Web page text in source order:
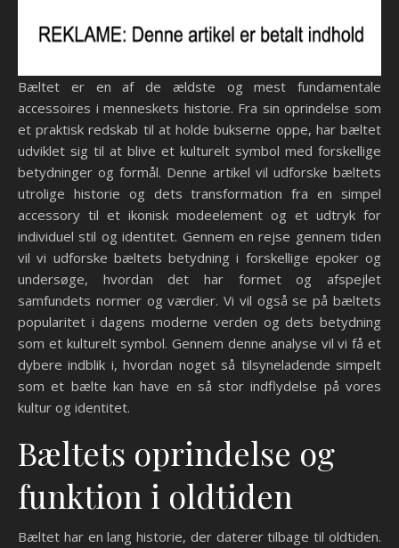
Bæltet er en af de ældste og mest fundamentale
accessoires i menneskets historie. Fra sin oprindelse som
et praktisk redskab til at holde bukserne oppe, har bæltet
udviklet sig til at blive et kulturelt symbol med forskellige
betydninger og formål. Denne artikel vil udforske bæltets
utrolige historie og dets transformation fra en simpel
accessory til et ikonisk modeelement og et udtryk for
individuel stil og identitet. Gennem en rejse gennem tiden
vil vi udforske bæltets betydning i forskellige epoker og
undersøge, hvordan det har formet og afspejlet
samfundets normer og værdier. Vi vil også se på bæltets
popularitet i dagens moderne verden og dets betydning
som et kulturelt symbol. Gennem denne analyse vil vi få et
dybere indblik i, hvordan noget så tilsyneladende simpelt
som et bælte kan have en så stor indflydelse på vores
kultur og identitet.
Bæltets oprindelse og
funktion i oldtiden
Bæltet har en lang historie, der daterer tilbage til oldtiden.